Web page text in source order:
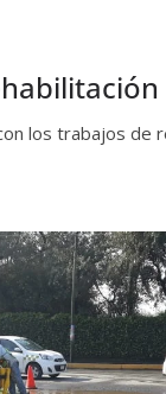
los trabajos de